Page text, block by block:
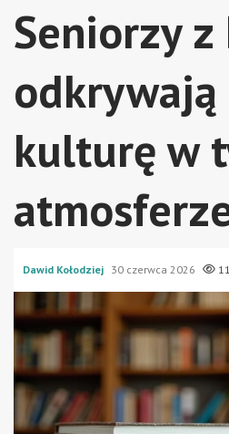
Seniorzy z
kulturę w
Dawid Kołodziej 30 czerwca 2026